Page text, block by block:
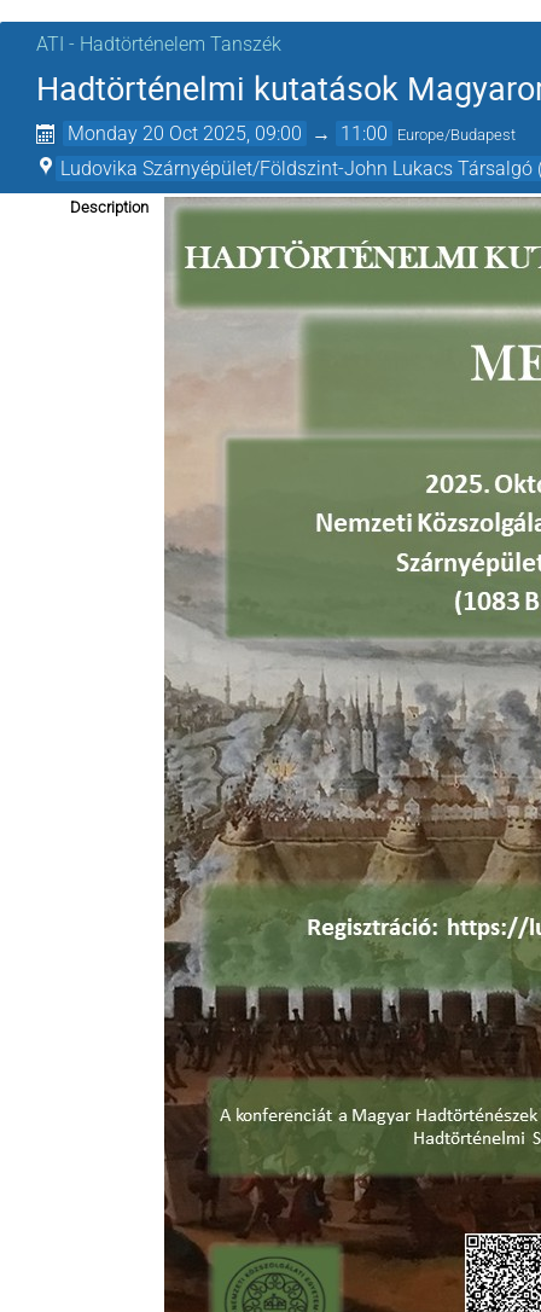
ATI - Hadtörténelem Tanszék
Hadtörténelmi kutatások
Monday 20 Oct 2025, 09:00 → 11:00 Europe/Budapest
Ludovika Szárnyépület/Földszint-John Lukacs Társalgó
Description